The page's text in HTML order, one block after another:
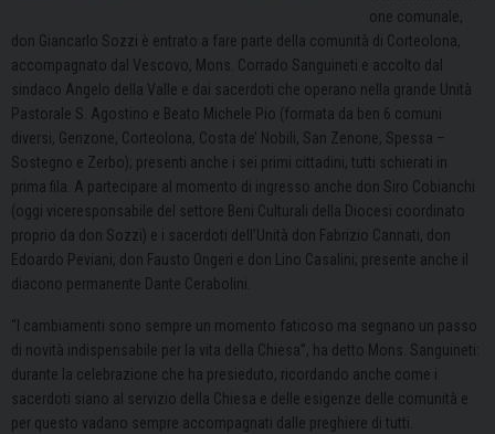
one comunale,
don Giancarlo Sozzi è entrato a fare parte della comunità di Corteolona,
accompagnato dal Vescovo, Mons. Corrado Sanguineti e accolto dal
sindaco Angelo della Valle e dai sacerdoti che operano nella grande Unità
Pastorale S. Agostino e Beato Michele Pio (formata da ben 6 comuni
diversi, Genzone, Corteolona, Costa de’ Nobili, San Zenone, Spessa –
Sostegno e Zerbo); presenti anche i sei primi cittadini, tutti schierati in
prima fila. A partecipare al momento di ingresso anche don Siro Cobianchi
(oggi viceresponsabile del settore Beni Culturali della Diocesi coordinato
proprio da don Sozzi) e i sacerdoti dell’Unità don Fabrizio Cannati, don
Edoardo Peviani, don Fausto Ongeri e don Lino Casalini; presente anche il
diacono permanente Dante Cerabolini.
“I cambiamenti sono sempre un momento faticoso ma segnano un passo
di novità indispensabile per la vita della Chiesa”, ha detto Mons. Sanguineti:
durante la celebrazione che ha presieduto, ricordando anche come i
sacerdoti siano al servizio della Chiesa e delle esigenze delle comunità e
per questo vadano sempre accompagnati dalle preghiere di tutti.